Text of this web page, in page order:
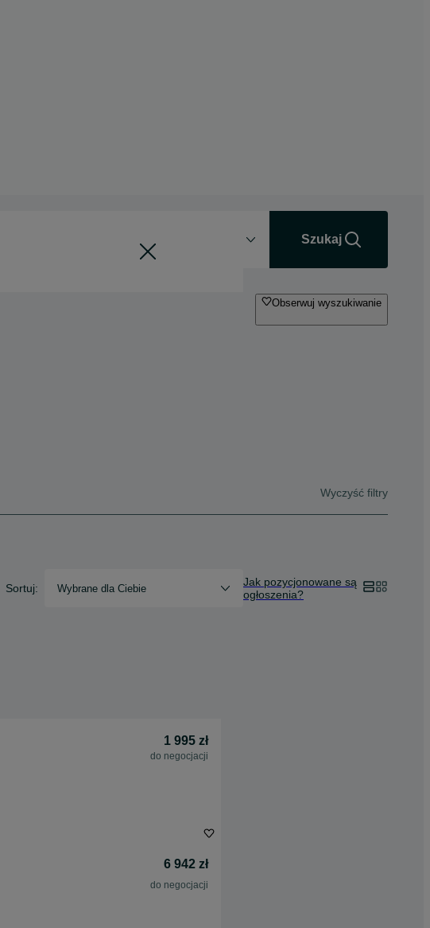
Szukaj
Obserwuj wyszukiwanie
Wyczyść filtry
Sortuj: Wybrane dla Ciebie
Jak pozycjonowane są
ogłoszenia?
1 995 zł
do negocjacji
6 942 zł
do negocjacji